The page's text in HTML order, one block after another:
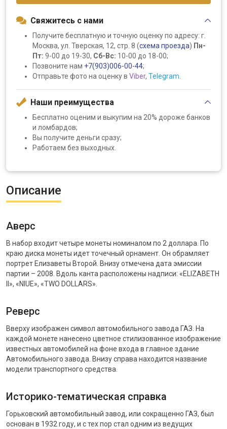
Свяжитесь с нами
Получите бесплатную и точную оценку по адресу: г.
Москва, ул. Тверская, 12, стр. 8 (схема проезда) Пн-
Пт: 9-00 до 19-30, Сб-Вс: 10-00 до 18-00;
Позвоните нам +7(903)006-00-44;
Отправьте фото на оценку в Viber, Telegram.
Наши преимущества
Бесплатно оценим и выкупим на 20% дороже банков
и ломбардов;
Вы получите деньги сразу;
Работаем без выходных.
Описание
Аверс
В набор входит четыре монеты номиналом по 2 доллара. По
краю диска монеты идет точечный орнамент. Он обрамляет
портрет Елизаветы Второй. Внизу отмечена дата эмиссии
партии – 2008. Вдоль канта расположены надписи: «ELIZABETH
II», «NIUE», «TWO DOLLARS».
Реверс
Вверху изображен символ автомобильного завода ГАЗ. На
каждой монете нанесено цветное стилизованное изображение
известных автомобилей на фоне входа в главное здание
Автомобильного завода. Внизу справа находится название
модели транспортного средства.
Историко-тематическая справка
Горьковский автомобильный завод, или сокращенно ГАЗ, был
основан в 1932 году, и с тех пор стал одним из ведущих